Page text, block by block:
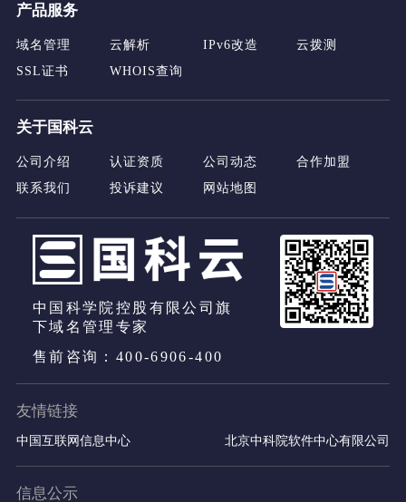
产品服务
域名管理 云解析 IPv6改造
云拨测
SSL证书
WHOIS查询
关于国科云
公司介绍 认证资质 公司动态
合作加盟
联系我们
投诉建议 网站地图
中国科学院控股有限公司旗
下域名管理专家
售前咨询：400-6906-400
友情链接
中国互联网信息中心 北京中科院软件中心有限公司
信息公示